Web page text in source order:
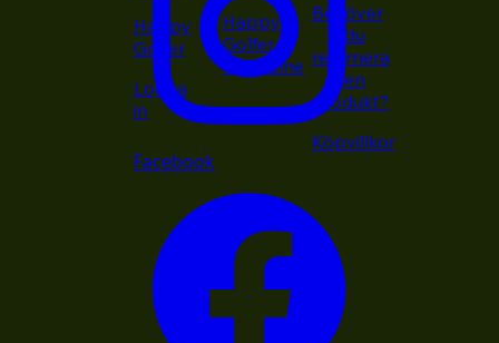
Happy
Golfer
Logga
in
Happy
Golfer
Magazine
Behöver
du
returnera
en
produkt?
Köpvillkor
Facebook